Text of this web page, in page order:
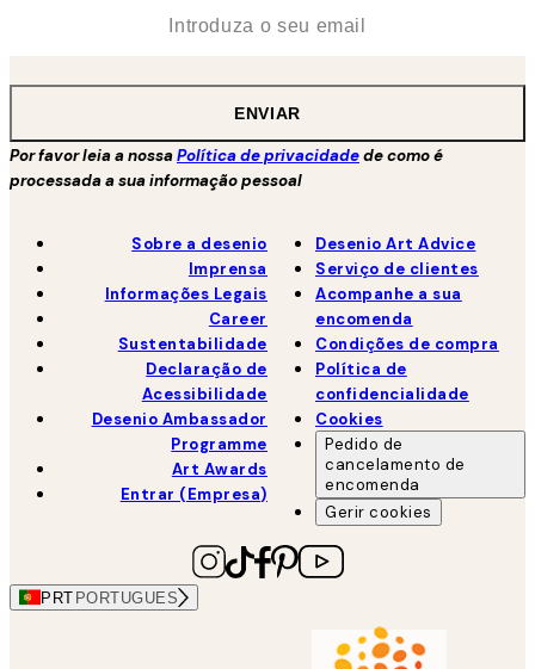
ENVIAR
Por favor leia a nossaPolítica de privacidadede como é
processada a sua informação pessoal
Sobre a desenio
Imprensa
Informações Legais
Career
Sustentabilidade
Declaração de
Acessibilidade
Desenio Ambassador
Programme
Art Awards
Entrar (Empresa)
Desenio Art Advice
Serviço de clientes
Acompanhe a sua
encomenda
Condições de compra
Política de
confidencialidade
Cookies
Pedido de
cancelamento de
encomenda
Gerir cookies
PRT PORTUGUES